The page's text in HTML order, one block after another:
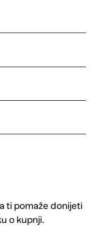
ti pomaže donijeti
o kupnji.